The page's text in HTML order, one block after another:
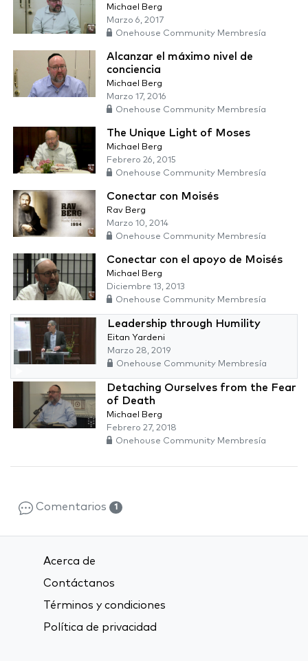
Michael Berg
Marzo 6, 2017
Onehouse Community Membresía
Alcanzar el máximo nivel de
conciencia
Michael Berg
Marzo 17, 2016
Onehouse Community Membresía
The Unique Light of Moses
Michael Berg
Febrero 26, 2015
Onehouse Community Membresía
Conectar con Moisés
Rav Berg
Marzo 10, 2014
Onehouse Community Membresía
Conectar con el apoyo de Moisés
Michael Berg
Diciembre 13, 2013
Onehouse Community Membresía
Leadership through Humility
Eitan Yardeni
Marzo 28, 2019
Onehouse Community Membresía
Detaching Ourselves from the Fear
of Death
Michael Berg
Febrero 27, 2018
Onehouse Community Membresía
Comentarios 1
Acerca de
Contáctanos
Términos y condiciones
Política de privacidad